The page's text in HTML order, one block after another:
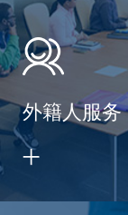
外籍人服务